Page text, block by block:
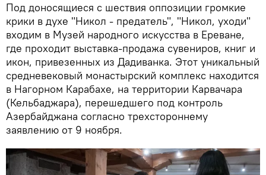
Под доносящиеся с шествия оппозиции громкие
крики в духе "Никол - предатель", "Никол, уходи"
входим в Музей народного искусства в Ереване,
где проходит выставка-продажа сувениров, книг и
икон, привезенных из Дадиванка. Этот уникальный
средневековый монастырский комплекс находится
в Нагорном Карабахе, на территории Карвачара
(Кельбаджара), перешедшего под контроль
Азербайджана согласно трехстороннему
заявлению от 9 ноября.